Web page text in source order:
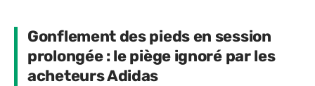
Gonflement des pieds en session
prolongée : le piège ignoré par les
acheteurs Adidas